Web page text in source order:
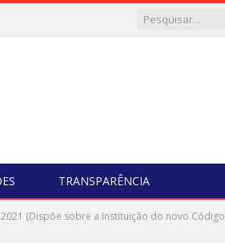
TRANSPARÊNCIA
2021 (Dispõe sobre a Instituição do novo Código